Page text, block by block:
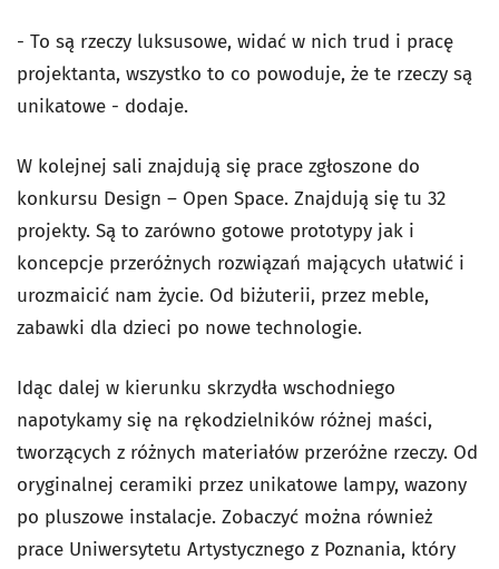
- To są rzeczy luksusowe, widać w nich trud i pracę
projektanta, wszystko to co powoduje, że te rzeczy są
unikatowe - dodaje.
W kolejnej sali znajdują się prace zgłoszone do
konkursu Design – Open Space. Znajdują się tu 32
projekty. Są to zarówno gotowe prototypy jak i
koncepcje przeróżnych rozwiązań mających ułatwić i
urozmaicić nam życie. Od biżuterii, przez meble,
zabawki dla dzieci po nowe technologie.
Idąc dalej w kierunku skrzydła wschodniego
napotykamy się na rękodzielników różnej maści,
tworzących z różnych materiałów przeróżne rzeczy. Od
oryginalnej ceramiki przez unikatowe lampy, wazony
po pluszowe instalacje. Zobaczyć można również
prace Uniwersytetu Artystycznego z Poznania, który